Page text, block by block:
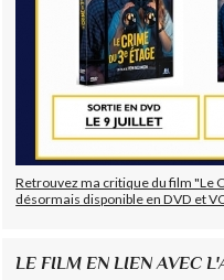
Retrouvez ma critique du film "Le
désormais disponible en DVD et
LE FILM EN LIEN AVEC